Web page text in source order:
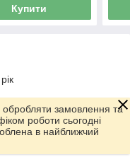
Купити
- Воскресенье
замовлення та
роботи сьогодні
в найближчий